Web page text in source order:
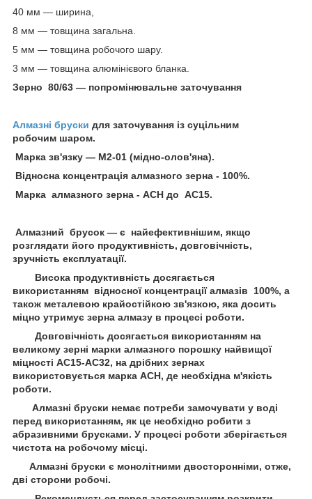
40 мм — ширина,
8 мм — товщина загальна.
5 мм — товщина робочого шару.
3 мм — товщина алюмінієвого бланка.
Зерно 80/63 — попромінювальне заточування
Алмазні бруски для заточування із суцільним
робочим шаром.
Марка зв'язку — М2-01 (мідно-олов'яна).
Відносна концентрація алмазного зерна - 100%.
Марка алмазного зерна - ACH до АС15.
Алмазний брусок — є найефективнішим, якщо
розглядати його продуктивність, довговічність,
зручність експлуатації.
Висока продуктивність досягається
використанням відносної концентрації алмазів 100%, а
також металевою крайостійкою зв'язкою, яка досить
міцно утримує зерна алмазу в процесі роботи.
Довговічність досягається використанням на
великому зерні марки алмазного порошку найвищої
міцності АС15-АС32, на дрібних зернах
використовується марка ACH, де необхідна м'якість
роботи.
Алмазні бруски немає потреби замочувати у воді
перед використанням, як це необхідно робити з
абразивними брусками. У процесі роботи зберігається
чистота на робочому місці.
Алмазні бруски є монолітними двосторонніми, отже,
дві сторони робочі.